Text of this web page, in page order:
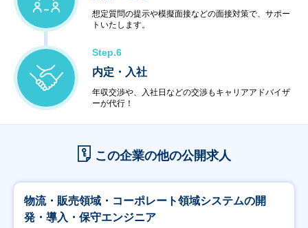
想定質問の提示や模擬面接などの面接対策で、サポー
トいたします。
Step.6
内定・入社
年収交渉や、入社日などの交渉もキャリアアドバイザ
ーが代行！
この企業の他の公開求人
物流・販売領域・コーポレート領域システムの開
発・導入・保守エンジニア